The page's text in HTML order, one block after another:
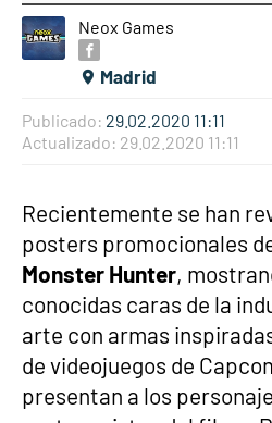
Neox Games
Madrid
Publicado: 29.02.2020 11:11
Actualizado: 29.02.2020 11:11
Recientemente se han
posters promocionales
Monster Hunter,
conocidas caras de la
arte con armas
de videojuegos de
presentan a los